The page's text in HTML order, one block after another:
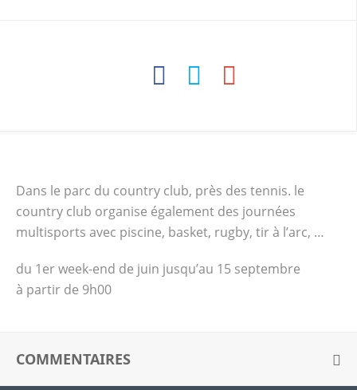
Dans le parc du country club, près des tennis. le
country club organise également des journées
multisports avec piscine, basket, rugby, tir à l’arc, …
du 1er week-end de juin jusqu’au 15 septembre
à partir de 9h00
COMMENTAIRES